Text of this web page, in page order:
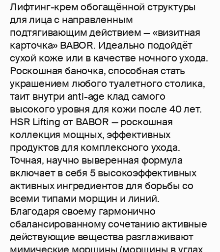
Лифтинг-крем обогащённой структуры
для лица с направленным
подтягивающим действием — «визитная
карточка» BABOR. Идеально подойдёт
сухой коже или в качестве ночного ухода.
Роскошная баночка, способная стать
украшением любого туалетного столика,
таит внутри аnti-age клад самого
высокого уровня для кожи после 40 лет.
HSR Lifting от BABOR — роскошная
коллекция мощных, эффективных
продуктов для комплексного ухода.
Точная, научно выверенная формула
включает в себя 5 высокоэффективных
активных ингредиентов для борьбы со
всеми типами морщин и линий.
Благодаря своему гармонично
сбалансированному сочетанию активные
действующие вещества разглаживают